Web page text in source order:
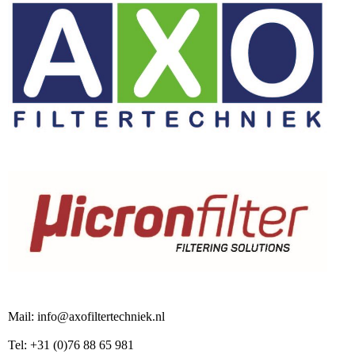
Mail: info@axofiltertechniek.nl
Tel: +31 (0)76 88 65 981